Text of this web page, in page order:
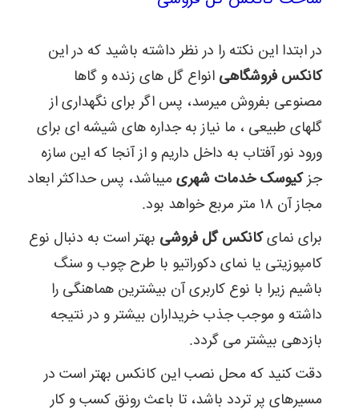
استفاده
گیرد.
در ابتدا این نکته را در نظر داشته باشید که در این
کانکس فروشگاهی انواع گل های زنده و گاها
مصنوعی بفروش میرسد، پس اگر برای نگهداری از
گلهای طبیعی ، ما نیاز به جداره های شیشه ای برای
ورود نور آفتاب به داخل داریم و از آنجا که این سازه
جزکیوسک خدمات شهری میباشد، پس حداکثر ابعاد
مجاز آن ۱۸ متر مربع خواهد بود.
برای نمایکانکس گل فروشی بهتر است به دنبال نوع
کامپوزیتی یا نمای دکوراتیو با طرح چوب و سنگ
باشیم زیرا با نوع کاربری آن بیشترین هماهنگی را
داشته و موجب جذب خریداران بیشتر و در نتیجه
بازدهی بیشتر می گردد.
دقت کنید که محل نصب این کانکس بهتر است در
مسیرهای پر تردد باشد، تا باعث رونق کسب و کار